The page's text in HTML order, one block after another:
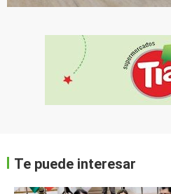
Te puede interesar